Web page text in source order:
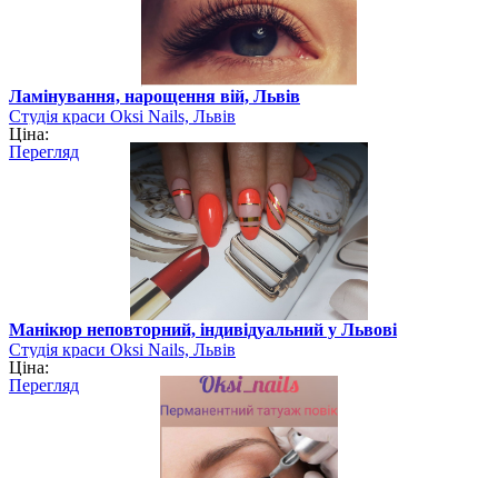
Ламінування, нарощення вій, Львів
Студія краси Oksi Nails, Львів
Ціна:
Перегляд
Манікюр неповторний, індивідуальний у Львові
Студія краси Oksi Nails, Львів
Ціна:
Перегляд